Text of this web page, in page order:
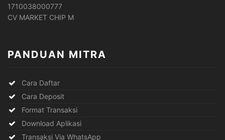
1710038000777
CV MARKET CHIP M
PANDUAN MITRA
Cara Daftar
Cara Deposit
Format Transaksi
Download Aplikasi
Transaksi Via WhatsApp